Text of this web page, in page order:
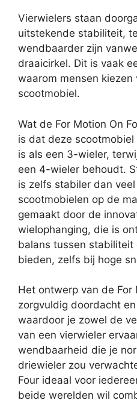
Vierwielers staan
uitstekende stabiliteit,
wendbaarder zijn
draaicirkel. Dit is vaak
waarom mensen
scootmobiel.
Wat de For Motion On
is dat deze
is als een 3-wieler,
een 4-wieler behoudt.
is zelfs stabiler dan
scootmobielen op de
gemaakt door de
wielophanging, die is
balans tussen
bieden, zelfs bij hoge
Het ontwerp van de For
zorgvuldig doordacht
waardoor je zowel de
van een vierwieler
wendbaarheid die je
driewieler zou
Four ideaal voor
beide werelden wil